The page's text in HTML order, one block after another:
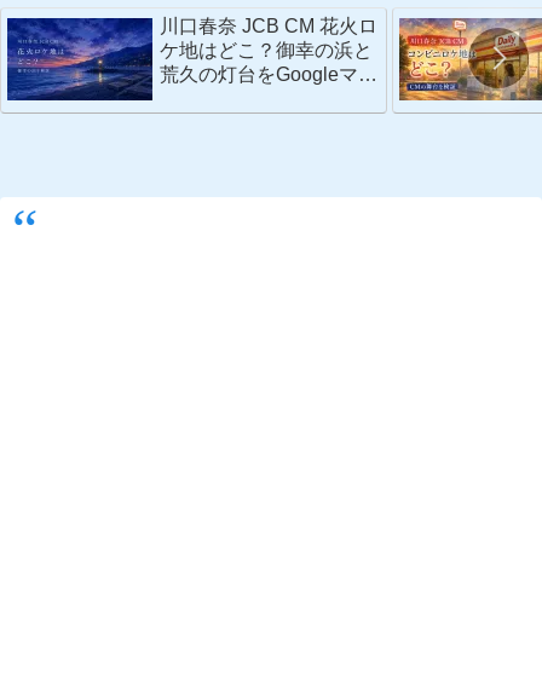
川口春奈 JCB CM 花火ロ
ケ地はどこ？御幸の浜と
荒久の灯台をGoogleマッ